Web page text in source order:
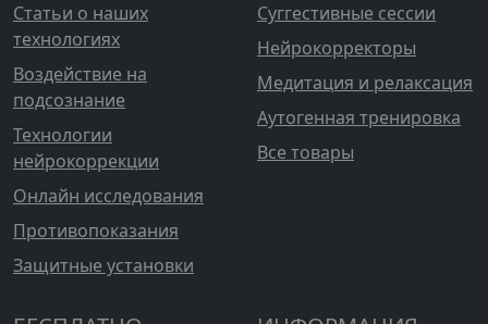
Статьи о наших
технологиях
Воздействие на
подсознание
Технологии
нейрокоррекции
Онлайн исследования
Противопоказания
Защитные установки
Суггестивные сессии
Нейрокорректоры
Медитация и релаксация
Аутогенная тренировка
Все товары